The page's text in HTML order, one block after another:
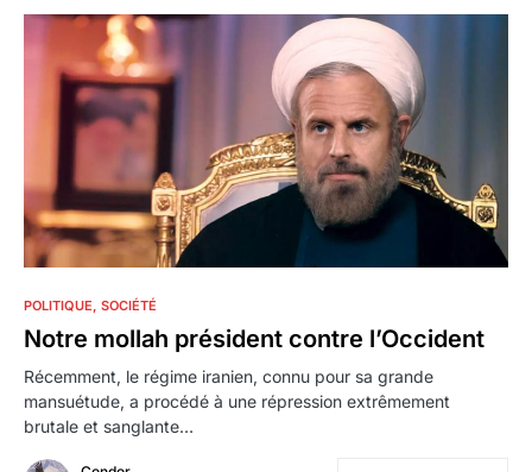
POLITIQUE SOCIÉTÉ
Notre mollah président contre l’Occident
Récemment, le régime iranien, connu pour sa grande
mansuétude, a procédé à une répression extrêmement
brutale et sanglante…